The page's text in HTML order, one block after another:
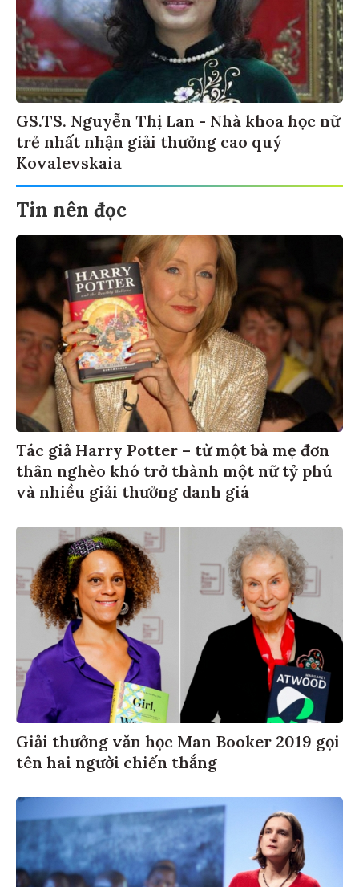
GS.TS. Nguyễn Thị Lan - Nhà khoa học nữ
trẻ nhất nhận giải thưởng cao quý
Kovalevskaia
Tin nên đọc
Tác giả Harry Potter – từ một bà mẹ đơn
thân nghèo khó trở thành một nữ tỷ phú
và nhiều giải thưởng danh giá
Giải thưởng văn học Man Booker 2019 gọi
tên hai người chiến thắng